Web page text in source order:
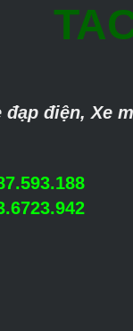
đạp điện, Xe